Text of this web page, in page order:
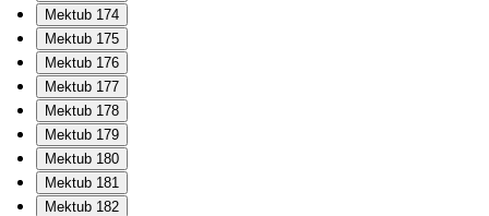
Mektub 174
Mektub 175
Mektub 176
Mektub 177
Mektub 178
Mektub 179
Mektub 180
Mektub 181
Mektub 182